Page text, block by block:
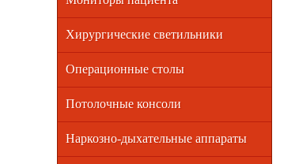
Хирургические светильники
Операционные столы
Потолочные консоли
Наркозно-дыхательные аппараты